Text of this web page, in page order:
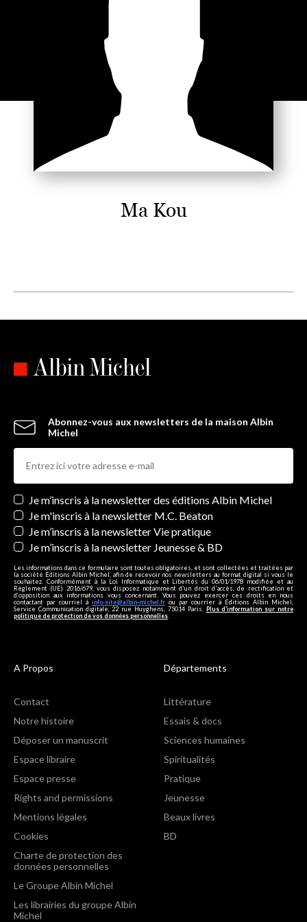
Ma Kou
Abonnez-vous aux newsletters de la maison Albin
Michel
Newsletters
Je m’inscris à la newsletter des éditions Albin Michel
Je m'inscris à la newsletter M.C. Beaton
Je m’inscris à la newsletter Vie pratique
Je m’inscris à la newsletter Jeunesse & BD
Les informations dans ce formulaire sont toutes obligatoires, et sont collectées et traitées par
la société Editions Albin Michel, afin de recevoir nos newsletters au format digital si vous le
souhaitez. Conformément à la Loi Informatique et Libertés du 06/01/1978 modifiée et au
Règlement (UE) 2016/679, vous disposez notamment d'un droit d'accès, de rectification et
d’opposition aux informations vous concernant. Vous pouvez exercer ces droits en nous
contactant par courriel à info-site@albin-michel.fr ou par courrier à Editions Albin Michel,
Service Communication digitale, 22 rue Huyghens, 75014 Paris. Plus d’information sur notre
politique de protection de vos données personnelles
A Propos
Contact
Notre histoire
Déposer un manuscrit
Espace libraire
Espace presse
Rights and permissions
Mentions légales
Cookies
Charte de protection des
données personnelles
Le Groupe Albin Michel
Les librairies du groupe Albin
Michel
Départements
Littérature
Essais & docs
Sciences humaines
Spiritualités
Pratique
Jeunesse
Beaux livres
BD